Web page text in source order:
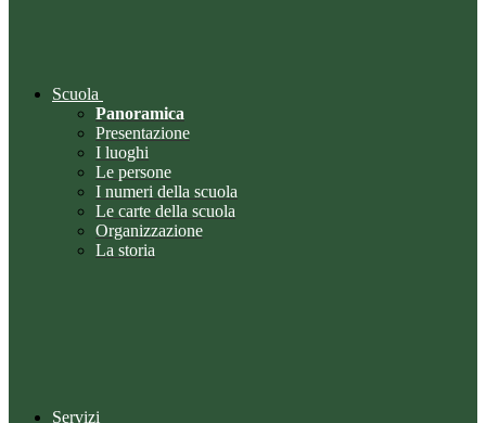
Scuola
Panoramica
Presentazione
I luoghi
Le persone
I numeri della scuola
Le carte della scuola
Organizzazione
La storia
Servizi